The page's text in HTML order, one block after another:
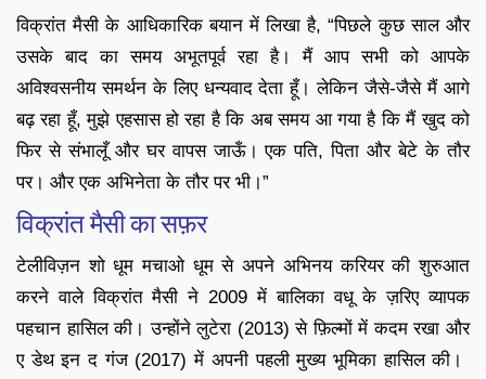
विक्रांत मैसी के आधिकारिक बयान में लिखा है, “पिछले कुछ साल और
उसके बाद का समय अभूतपूर्व रहा है। मैं आप सभी को आपके
अविश्वसनीय समर्थन के लिए धन्यवाद देता हूँ। लेकिन जैसे-जैसे मैं आगे
बढ़ रहा हूँ, मुझे एहसास हो रहा है कि अब समय आ गया है कि मैं खुद को
फिर से संभालूँ और घर वापस जाऊँ। एक पति, पिता और बेटे के तौर
पर। और एक अभिनेता के तौर पर भी।”
विक्रांत मैसी का सफ़र
टेलीविज़न शो धूम मचाओ धूम से अपने अभिनय करियर की शुरुआत
करने वाले विक्रांत मैसी ने 2009 में बालिका वधू के ज़रिए व्यापक
पहचान हासिल की। ​​उन्होंने लुटेरा (2013) से फ़िल्मों में कदम रखा और
ए डेथ इन द गंज (2017) में अपनी पहली मुख्य भूमिका हासिल की। ​​